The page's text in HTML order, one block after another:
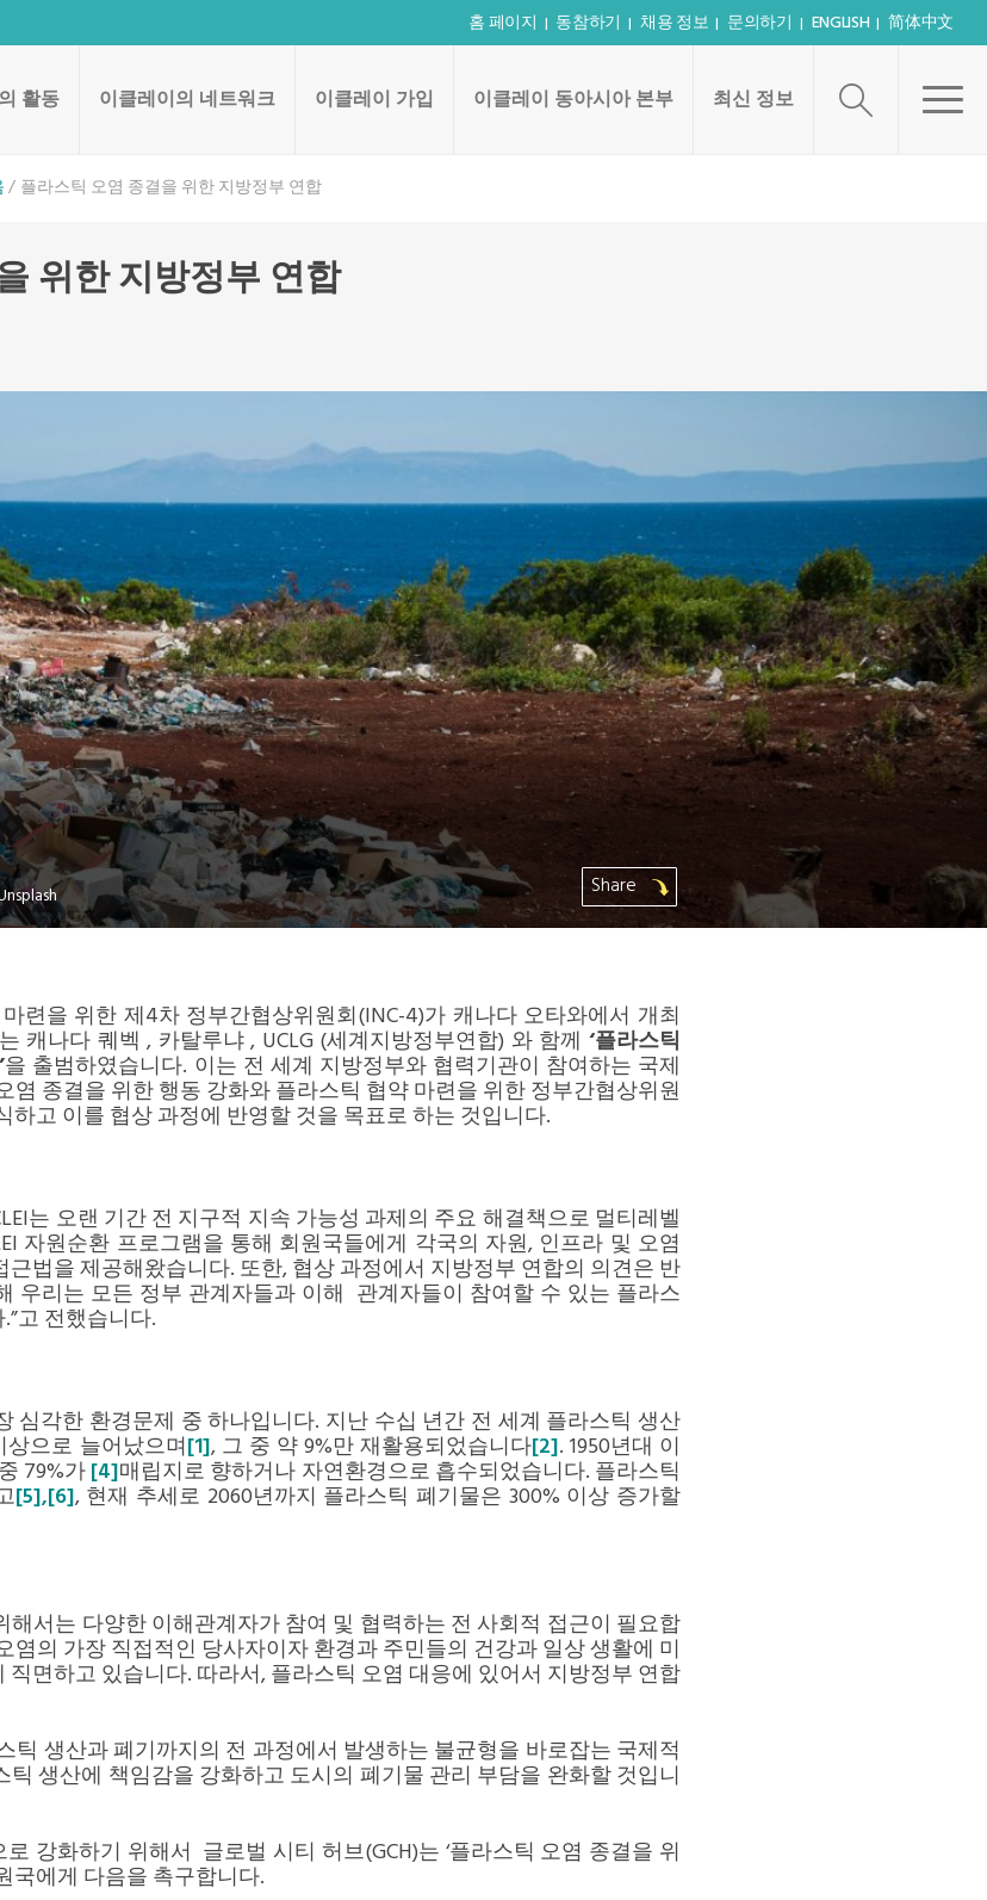
홈 페이지 동참하기 채용 정보 문의하기 ENGLISH 简体中文
활동 이클레이의 네트워크 이클레이 가입 이클레이 동아시아 본부 최신 정보
플라스틱 오염 종결을 위한 지방정부 연합
위한 지방정부 연합
Share
련을 위한 제4차 정부간협상위원회(INC-4)가 캐나다 오타와에서 개최
캐나다 퀘벡 , 카탈루냐 , UCLG (세계지방정부연합) 와 함께 ‘플라스틱
’을 출범하였습니다. 이는 전 세계 지방정부와 협력기관이 참여하는 국제
염 종결을 위한 행동 강화와 플라스틱 협약 마련을 위한 정부간협상위원
하고 이를 협상 과정에 반영할 것을 목표로 하는 것입니다.
는 오랜 기간 전 지구적 지속 가능성 과제의 주요 해결책으로 멀티레벨
자원순환 프로그램을 통해 회원국들에게 각국의 자원, 인프라 및 오염
법을 제공해왔습니다. 또한, 협상 과정에서 지방정부 연합의 의견은 반
우리는 모든 정부 관계자들과 이해 관계자들이 참여할 수 있는 플라스
고 전했습니다.
심각한 환경문제 중 하나입니다. 지난 수십 년간 전 세계 플라스틱 생산
으로 늘어났으며[1], 그 중 약 9%만 재활용되었습니다[2]. 1950년대 이
79%가[4]매립지로 향하거나 자연환경으로 흡수되었습니다. 플라스틱
[5],[6], 현재 추세로 2060년까지 플라스틱 폐기물은 300% 이상 증가할
서는 다양한 이해관계자가 참여 및 협력하는 전 사회적 접근이 필요합
염의 가장 직접적인 당사자이자 환경과 주민들의 건강과 일상 생활에 미
면하고 있습니다. 따라서, 플라스틱 오염 대응에 있어서 지방정부 연합
틱 생산과 폐기까지의 전 과정에서 발생하는 불균형을 바로잡는 국제적
생산에 책임감을 강화하고 도시의 폐기물 관리 부담을 완화할 것입니
강화하기 위해서 글로벌 시티 허브(GCH)는 ‘플라스틱 오염 종결을 위
국에게 다음을 촉구합니다.